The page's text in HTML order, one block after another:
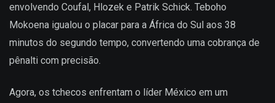
envolvendo Coufal, Hlozek e Patrik Schick. Teboho
Mokoena igualou o placar para a África do Sul aos 38
minutos do segundo tempo, convertendo uma cobrança de
pênalti com precisão.
Agora, os tchecos enfrentam o líder México em um